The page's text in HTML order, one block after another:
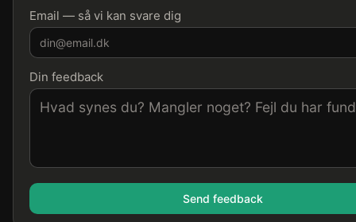
Email — så vi kan svare dig
Din feedback
Send feedback